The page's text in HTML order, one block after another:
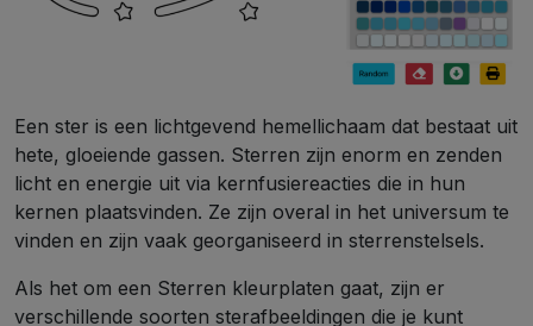
Een ster is een lichtgevend hemellichaam dat bestaat uit
hete, gloeiende gassen. Sterren zijn enorm en zenden
licht en energie uit via kernfusiereacties die in hun
kernen plaatsvinden. Ze zijn overal in het universum te
vinden en zijn vaak georganiseerd in sterrenstelsels.
Als het om een ​​Sterren kleurplaten gaat, zijn er
verschillende soorten sterafbeeldingen die je kunt